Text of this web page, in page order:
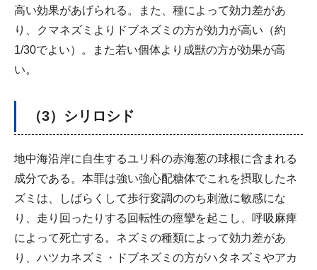
高い効果があげられる。また、種によって効力差があ
り、クマネズミよりドブネズミの方が効力が高い（約
1/30でよい）。また若い個体より成獣の方が効果が高
い。
（3）シリロシド
地中海沿岸に自生するユリ科の赤海葱の球根に含まれる
成分である。本罪は強い強心配糖体でこれを摂取したネ
ズミは、しばらくして歩行変調ののち刺激に敏感にな
り、走り回ったりする回転性の痙攣を起こし、呼吸麻痺
によって死亡する。ネズミの種類によって効力差があ
り、ハツカネズミ・ドブネズミの方がハタネズミやアカ